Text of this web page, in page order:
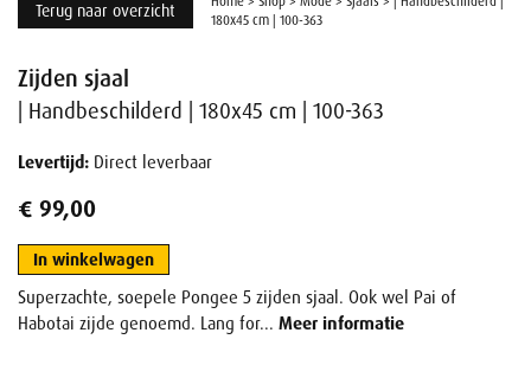
Terug naar overzicht
180x45 cm | 100-363
Zijden sjaal
| Handbeschilderd | 180x45 cm | 100-363
Levertijd: Direct leverbaar
€ 99,00
In winkelwagen
Superzachte, soepele Pongee 5 zijden sjaal. Ook wel Pai of
Habotai zijde genoemd. Lang for... Meer informatie